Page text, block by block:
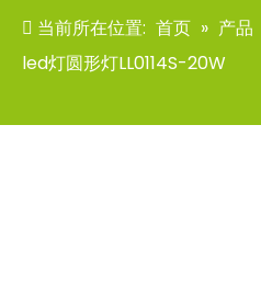
当前所在位置: 首页 » 产品
led灯圆形灯LL0114S-20W